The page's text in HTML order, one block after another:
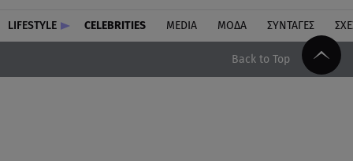
LIFESTYLE CELEBRITIES MEDIA ΜΟΔΑ ΣΥΝΤΑΓΕΣ
Back to Top